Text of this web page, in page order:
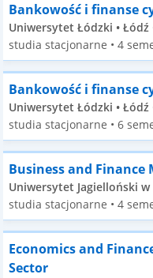
Bankowość i finanse
Uniwersytet Łódzki • Łódź
studia stacjonarne • 4
Bankowość i finanse
Uniwersytet Łódzki • Łódź
studia stacjonarne • 6
Business and Finance
Uniwersytet Jagielloński
studia stacjonarne • 4
Economics and
Sector